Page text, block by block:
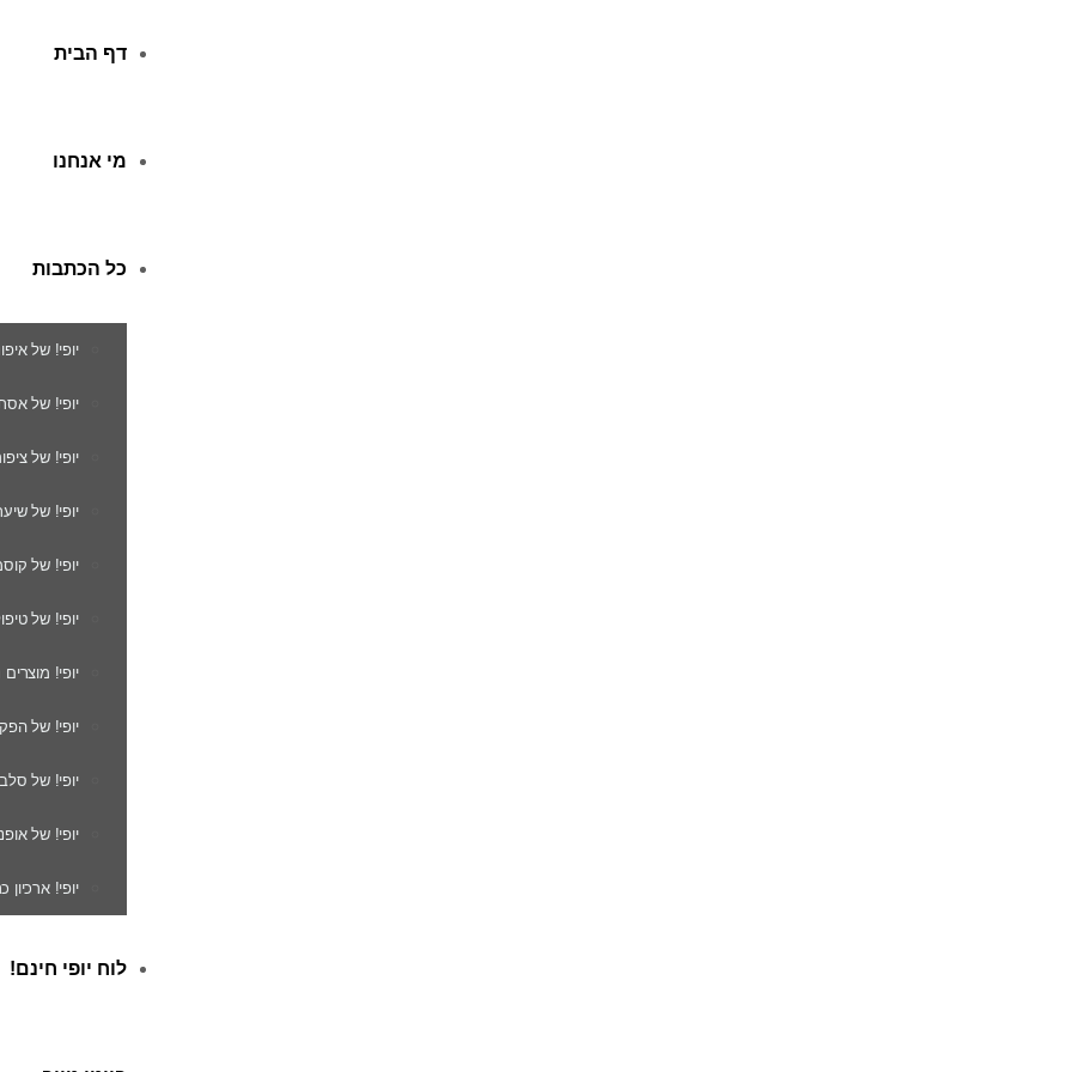
דף הבית
מי אנחנו
כל הכתבות
יופי! של
יופי! של
יופי! של
יופי! של
יופי! של
יופי! של
יופי!
יופי! של
יופי! של
יופי! של
יופי! ארכיון
לוח יופי חינם!